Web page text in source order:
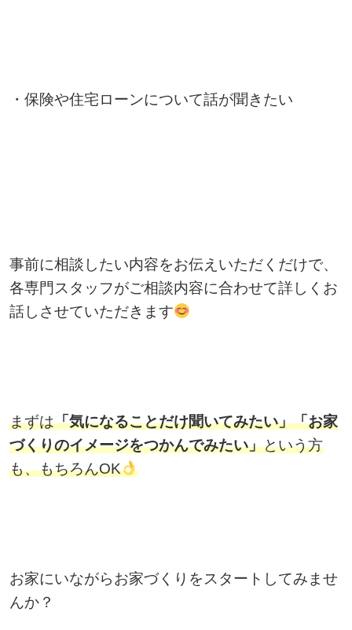
・保険や住宅ローンについて話が聞きたい
事前に相談したい内容をお伝えいただくだけで、
各専門スタッフがご相談内容に合わせて詳しくお
話しさせていただきます
まずは「気になることだけ聞いてみたい」「お家
づくりのイメージをつかんでみたい」という方
も、もちろんOK
お家にいながらお家づくりをスタートしてみませ
んか？